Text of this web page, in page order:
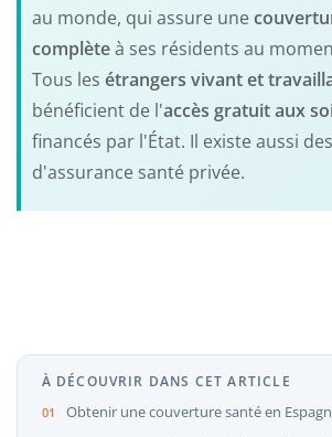
au monde, qui assure une
complèteà ses résidents au
Tous les étrangers vivant et
bénéficient de l'accès gratuit aux
financés par l'État. Il existe aussi
d'assurance santé privée.
À DÉCOUVRIR DANS CET ARTICLE
Obtenir une couverture santé en